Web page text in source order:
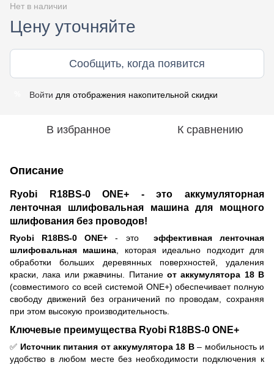
Нет в наличии
Цену уточняйте
Сообщить, когда появится
Войти для отображения накопительной скидки
В избранное К сравнению
Описание
Ryobi R18BS-0 ONE+ - это аккумуляторная
ленточная шлифовальная машина для мощного
шлифования без проводов!
Ryobi R18BS-0 ONE+ - это эффективная ленточная
шлифовальная машина , которая идеально подходит для
обработки больших деревянных поверхностей, удаления
краски, лака или ржавчины. Питание от аккумулятора 18 В
(совместимого со всей системой ONE+) обеспечивает полную
свободу движений без ограничений по проводам, сохраняя
при этом высокую производительность.
Ключевые преимущества Ryobi R18BS-0 ONE+
✅ Источник питания от аккумулятора 18 В– мобильность и
удобство в любом месте без необходимости подключения к